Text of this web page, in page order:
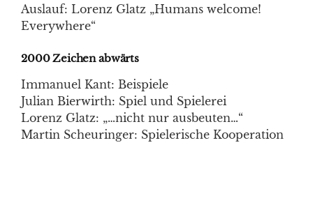
Auslauf: Lorenz Glatz „Humans welcome!
Everywhere“
2000 Zeichen abwärts
Immanuel Kant: Beispiele
Julian Bierwirth: Spiel und Spielerei
Lorenz Glatz: „…nicht nur ausbeuten…“
Martin Scheuringer: Spielerische Kooperation